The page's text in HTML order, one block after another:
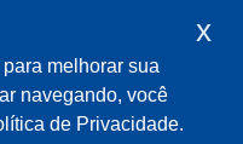
melhorar sua
navegando, você
de Privacidade.
x